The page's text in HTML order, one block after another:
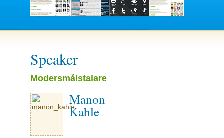
Speaker
Modersmålstalare
Manon
Kahle